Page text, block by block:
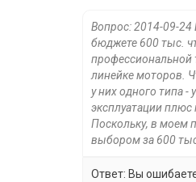
Вопрос: 2014-09-24
бюджете 600 тыс.
профессиональной
линейке моторов.
у них одного типа
эксплуатации
Поскольку, в моем
выбором за 600
Ответ: Вы